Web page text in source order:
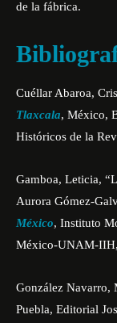
de la fábrica.
Cuéllar Abaroa,
Tlaxcala, México,
Históricos de la
Gamboa, Leticia,
Aurora Gómez-
México, Instituto
México-UNAM-
González Navarro,
Puebla, Editorial